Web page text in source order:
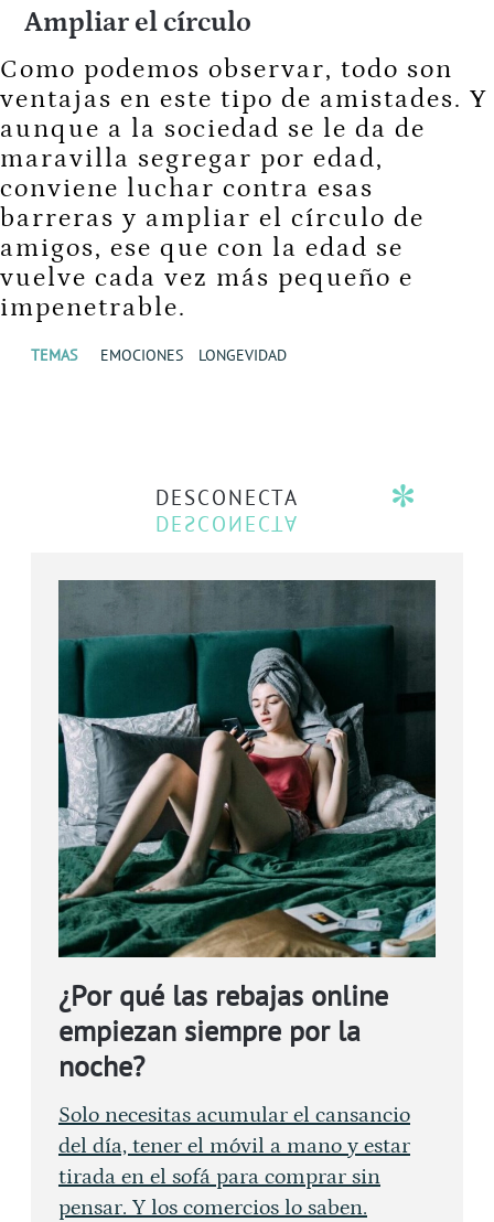
Ampliar el círculo
Como podemos observar, todo son
ventajas en este tipo de amistades. Y
aunque a la sociedad se le da de
maravilla segregar por edad,
conviene luchar contra esas
barreras y ampliar el círculo de
amigos, ese que con la edad se
vuelve cada vez más pequeño e
impenetrable.
TEMAS EMOCIONES LONGEVIDAD
DESCONECTA
¿Por qué las rebajas online
empiezan siempre por la
noche?
Solo necesitas acumular el cansancio
del día, tener el móvil a mano y estar
tirada en el sofá para comprar sin
pensar. Y los comercios lo saben.